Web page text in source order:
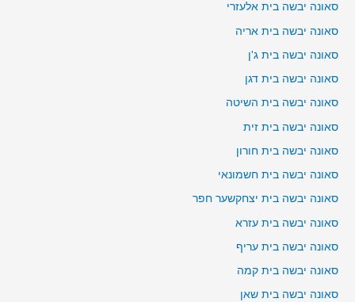
סאונה יבשה בית אלעזרי
סאונה יבשה בית אריה
סאונה יבשה בית ג'ן
סאונה יבשה בית דגן
סאונה יבשה בית השיטה
סאונה יבשה בית זית
סאונה יבשה בית חורון
סאונה יבשה בית חשמונאי
סאונה יבשה בית יצחקשער חפר
סאונה יבשה בית עזרא
סאונה יבשה בית עריף
סאונה יבשה בית קמה
סאונה יבשה בית שאן